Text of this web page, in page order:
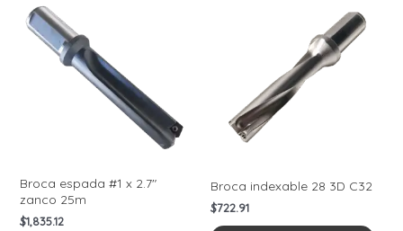
Broca espada #1 x 2.7″
zanco 25m
$1,835.12
Broca indexable 28 3D C32
$722.91